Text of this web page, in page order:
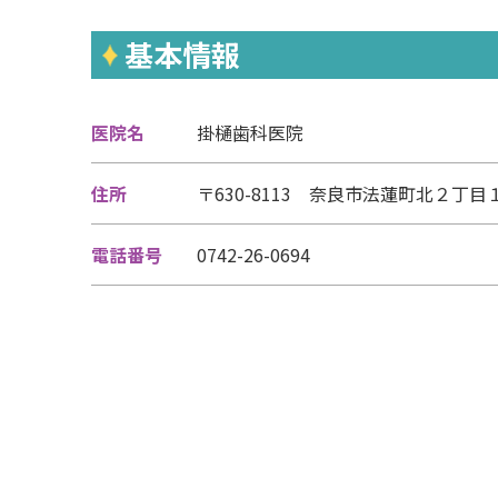
基本情報
医院名 掛樋歯科医院
住所 〒630-8113 奈良市法蓮町北２丁目
電話番号 0742-26-0694